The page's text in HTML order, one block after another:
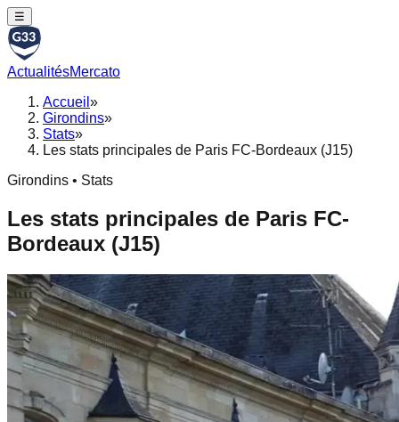
☰
ActualitésMercato
Accueil »
Girondins»
Stats»
Les stats principales de Paris FC-Bordeaux (J15)
Girondins • Stats
Les stats principales de Paris FC-
Bordeaux (J15)